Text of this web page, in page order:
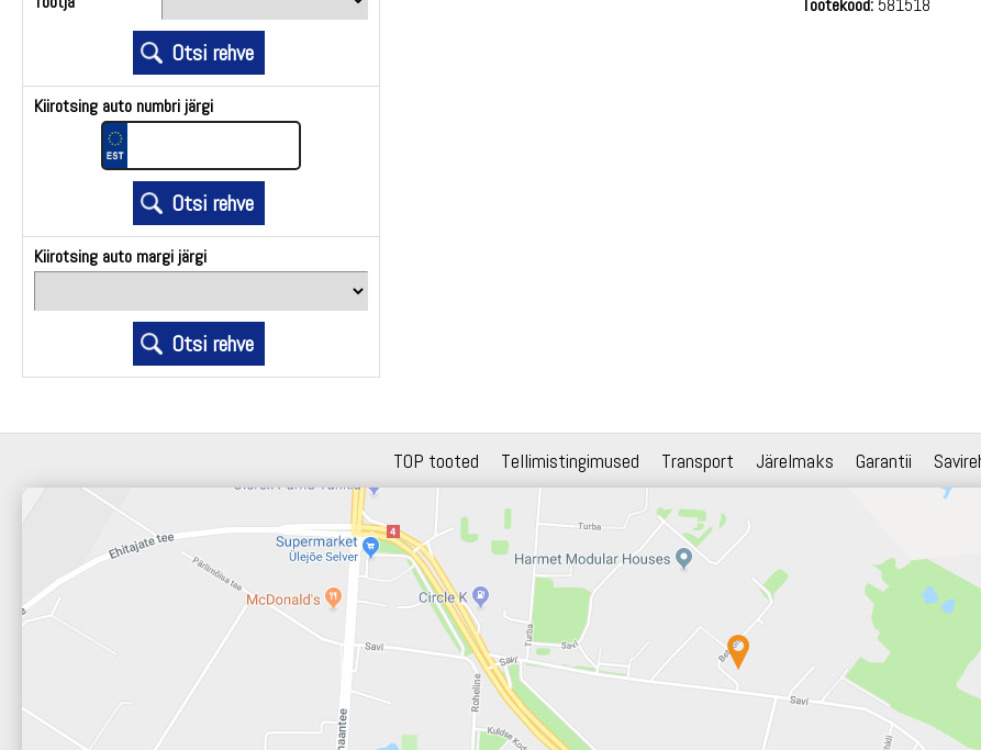
Kiirotsing auto numbri järgi
Kiirotsing auto margi järgi
Tootekood: 581518
TOP tooted Tellimistingimused Transport Järelmaks Garantii